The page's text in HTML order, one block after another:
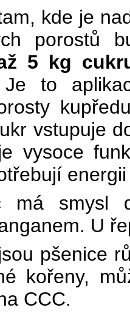
kde je
porostů
5 kg
to
vstupuje
vysoce
má smysl
U
pšenice
kořeny,
CCC.